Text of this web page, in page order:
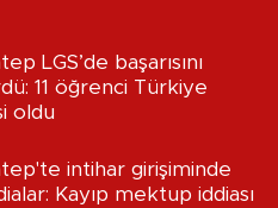
LGS’de başarısını
11 öğrenci Türkiye
oldu
intihar girişiminde
Kayıp mektup iddiası